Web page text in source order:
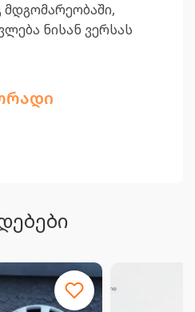
მდგომარეობაში,
ნისან ვერსას